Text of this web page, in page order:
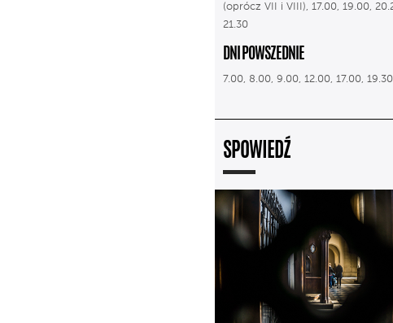
(oprócz VII i VIII), 17.00, 19.00,
21.30
DNI POWSZEDNIE
7.00, 8.00, 9.00, 12.00, 17.00, 19.30
SPOWIEDŹ